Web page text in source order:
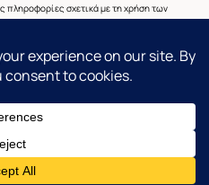
πληροφορίες σχετικά με τη χρήση των
στηνΠολιτική Απορρήτουκαι
και άλλων μέσων.
234. τκ
Εξυπηρέτηση